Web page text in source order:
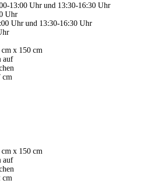
13:00 Uhr und 13:30-16:30 Uhr
Uhr
Uhr und 13:30-16:30 Uhr
cm x 150 cm
auf
cm
cm x 150 cm
auf
cm